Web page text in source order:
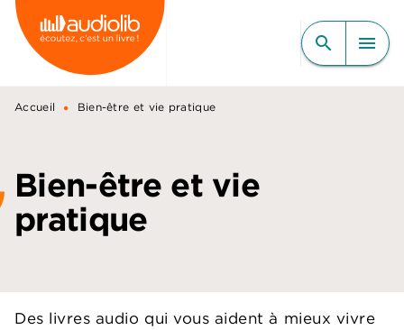
MENU RECHERCHE
CONTENU
PIED DE PAGE
search menu
Accueil • Bien-être et vie pratique
Bien-être et vie
pratique
Des livres audio qui vous aident à mieux vivre